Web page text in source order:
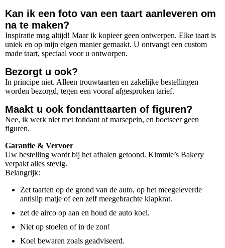
Kan ik een foto van een taart aanleveren om
na te maken?
Inspiratie mag altijd! Maar ik kopieer geen ontwerpen. Elke taart is
uniek en op mijn eigen manier gemaakt. U ontvangt een custom
made taart, speciaal voor u ontworpen.
Bezorgt u ook?
In principe niet. Alleen trouwtaarten en zakelijke bestellingen
worden bezorgd, tegen een vooraf afgesproken tarief.
Maakt u ook fondanttaarten of figuren?
Nee, ik werk niet met fondant of marsepein, en boetseer geen
figuren.
Garantie & Vervoer
Uw bestelling wordt bij het afhalen getoond. Kimmie’s Bakery
verpakt alles stevig.
Belangrijk:
Zet taarten op de grond van de auto, op het meegeleverde
antislip matje of een zelf meegebrachte klapkrat.
zet de airco op aan en houd de auto koel.
Niet op stoelen of in de zon!
Koel bewaren zoals geadviseerd.